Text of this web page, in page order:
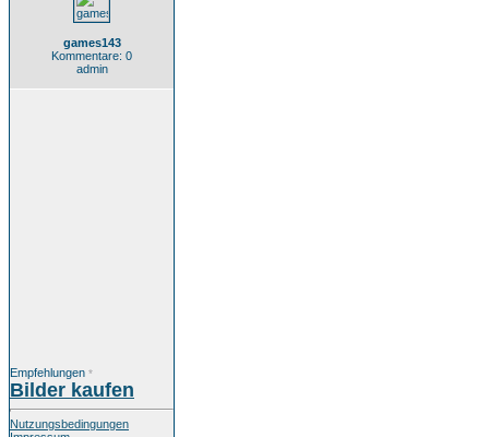
games143
Kommentare: 0
admin
Empfehlungen *
Bilder kaufen
Nutzungsbedingungen